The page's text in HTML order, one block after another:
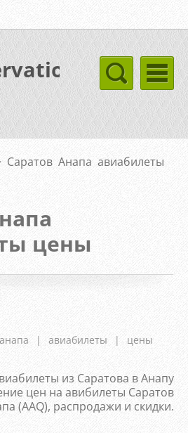
Саратов Анапа авиабилеты
цены
анапа | авиабилеты | цены
из Саратова в Анапу
цен на авибилеты Саратов
(AAQ), распродажи и скидки.